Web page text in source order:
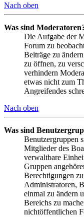
Nach oben
Was sind
Die Aufgabe der
Forum zu
Beiträge zu
zu öffnen, zu
verhindern
etwas nicht zum
Angreifendes
Nach oben
Was sind
Benutzergruppen
Mitglieder des
verwaltbare
Gruppen
Berechtigungen
Administratoren,
einmal zu ändern
Bereichs zu
nichtöffentlichen